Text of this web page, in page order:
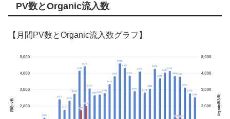
PV数とOrganic流入数
【月間PV数とOrganic流入数グラフ】